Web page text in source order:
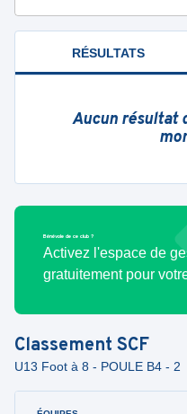
RÉSULTATS
Aucun résultat
Bénévole de ce club ?
Activez l'espace de
gratuitement pour
Classement SCF
U13 Foot à 8 - POULE B4 - 2